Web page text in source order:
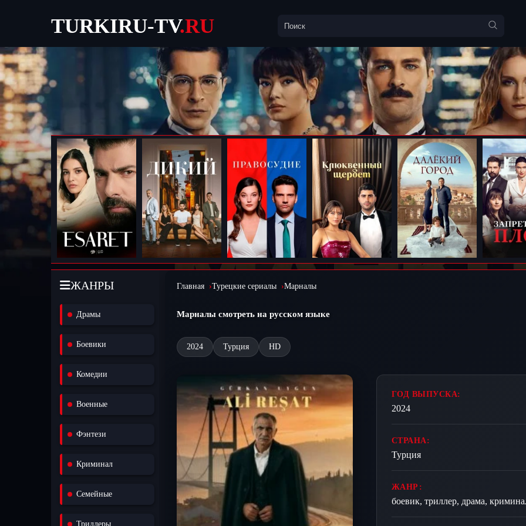
TURKIRU-TV.RU
ЖАНРЫ
Драмы
Боевики
Комедии
Военные
Фэнтези
Криминал
Семейные
Триллеры
Главная Турецкие сериалы Марналы
Марналы смотреть на русском языке
2024 Турция HD
ГОД ВЫПУСКА:
2024
СТРАНА:
Турция
ЖАНР:
боевик, триллер, драма,